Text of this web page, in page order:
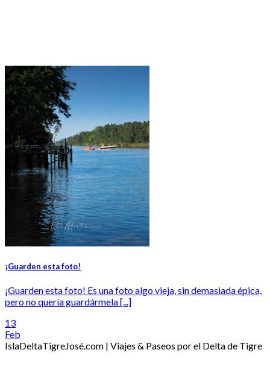
¡Guarden esta foto!
¡Guarden esta foto! Es una foto algo vieja, sin demasiada épica,
pero no quería guardármela [...]
13
Feb
IslaDeltaTigreJosé.com | Viajes & Paseos por el Delta de Tigre